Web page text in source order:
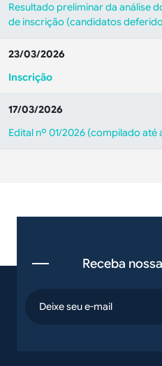
Resultado preliminar da análise
de inscrição (candidatos
23/03/2026
Inscrição
17/03/2026
Edital nº 01/2026 (compilado até
Receba
email